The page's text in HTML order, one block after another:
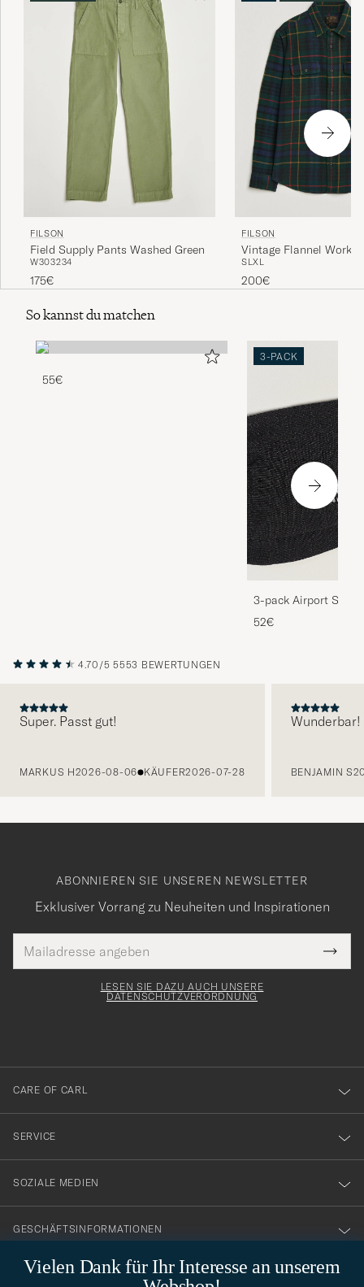
FILSON
Field Supply Pants Washed Green
W303234
175€
FILSON
Vintage Flannel Work
Green/Navy
SLXL
200€
So kannst du matchen
55€
3-PACK
3-pack Airport
Melange
52€
4.70/5 5553 BEWERTUNGEN
Super. Passt gut!
MARKUS H2026-08-06 KÄUFER2026-07-28
Wunderbar!
BENJAMIN S
Vielen Dank für Ihr Interesse an unserem
ABONNIEREN SIE UNSEREN NEWSLETTER
Exklusiver Vorrang zu Neuheiten und Inspirationen
Mail
Adresse
Tack
för
dig
till
vårt
nyhetsbrev!
LESEN SIE DAZU AUCH UNSERE
DATENSCHUTZVERORDNUNG
CARE OF CARL
SERVICE
SOZIALE MEDIEN
GESCHÄFTSINFORMATIONEN